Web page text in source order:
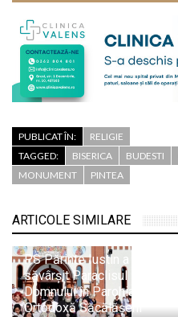
PUBLICAT ÎN:
RELIGIE
TAGGED:
BISERICA BUDESTI
MONUMENT
PINTEA
ARTICOLE SIMILARE
PS Părinte Iustin a
săvârșit Paraclisul Maicii
Domnului în Parohia
Ortodoxă Săcălășeni